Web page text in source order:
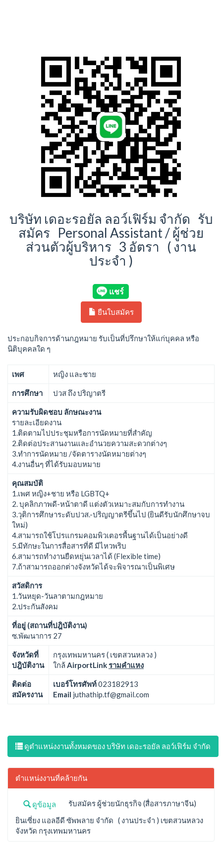
บริษัท เดอะรอยัล ลอว์เฟิร์ม จำกัด รับ
สมัคร Personal Assistant / ผู้ช่วย
ส่วนตัวผู้บริหาร 3 อัตรา ( งาน
ประจำ )
ยืนใบสมัคร
ประกอบกิจการด้านกฎหมาย รับเป็นที่ปรึกษาให้แก่บุคคล หรือ
นิติบุคคลใด ๆ
เพศ หญิง และชาย
การศึกษา ปวส ถึง ปริญาตรี
ความรับผิดชอบ ลักษณะงาน
รายละเอียดงาน
1.ติดตามไปประชุมหรือการนัดหมายที่สำคัญ
2.ติดต่อประสานงานและอำนวยความสะดวกต่างๆ
3.ทำการนัดหมาย /จัดตารางนัดหมายต่างๆ
4.งานอื่นๆ ที่ได้รับมอบหมาย
คุณสมบัติ
1.เพศ หญิง+ชาย หรือ LGBTQ+
2. บุคลิกภาพดี-หน้าตาดี แต่งตัวเหมาะสมกับการทำงาน
3.วุติการศึกษาระดับปวส.-ปริญญาตรีขึ้นไป (ยินดีรับนักศึกษาจบ
ใหม่)
4.สามารถใช้โปรแกรมคอมพิวเตอรพื้นฐานได้เป็นอย่างดี
5.มีทักษะในการสื่อสารที่ดี มีไหวพริบ
6.สามารถทำงานยืดหยุ่นเวลาได้ (Flexible time)
7.ถ้าสามารถออกต่างจังหวัดได้จะพิจารณาเป็นพิเศษ
สวัสดิการ
1.วันหยุด-วันลาตามกฎหมาย
2.ประกันสังคม
ที่อยู่ (สถานที่ปฎิบัติงาน)
ซ.พัฒนาการ 27
จังหวัดที่
ปฎิบัติงาน
กรุงเทพมหานคร ( เขตสวนหลวง )
ใกล้ AirportLinkรามคำแหง
ติดต่อ
สมัครงาน
เบอร์โทรศัพท์023182913
Email juthathip.tf@gmail.com
ดูตำแหน่งงานทั้งหมดของ บริษัท เดอะรอยัล ลอว์เฟิร์ม จำกัด
ตำแหน่งงานที่คล้ายกัน
ดูข้อมูล
รับสมัคร ผู้ช่วยนักธุรกิจ (สื่อสารภาษาจีน)
ยินเซี่ยง แอลอีดี ซัพพลาย จำกัด ( งานประจำ ) เขตสวนหลวง
จังหวัด กรุงเทพมหานคร